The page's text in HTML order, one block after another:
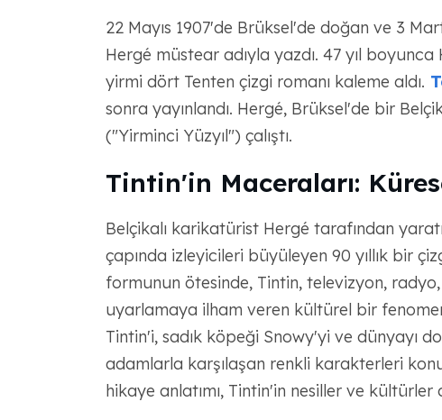
22 Mayıs 1907'de Brüksel'de doğan ve 3
Hergé müstear adıyla yazdı. 47 yıl
yirmi dört Tenten çizgi romanı kaleme aldı.
sonra yayınlandı. Hergé, Brüksel'de bir
("Yirminci Yüzyıl") çalıştı.
Tintin'in Maceraları:
Belçikalı karikatürist Hergé tarafından
çapında izleyicileri büyüleyen 90 yıllık bir
formunun ötesinde, Tintin, televizyon,
uyarlamaya ilham veren kültürel bir
Tintin'i, sadık köpeği Snowy'yi ve dünyayı
adamlarla karşılaşan renkli karakterleri
hikaye anlatımı, Tintin'in nesiller ve kültürler